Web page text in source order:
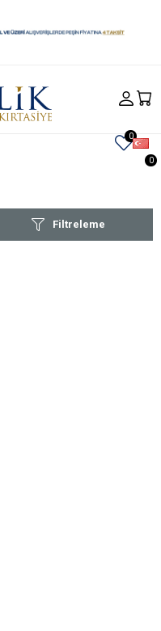
0
0
Filtreleme